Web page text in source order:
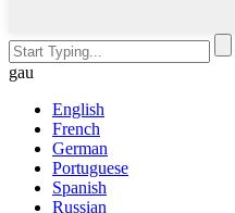
gau
English
French
German
Portuguese
Spanish
Russian